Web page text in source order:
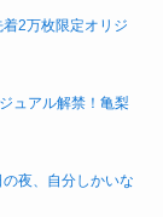
2万枚限定オリジ
ュアル解禁！亀梨
夜、自分しかいな